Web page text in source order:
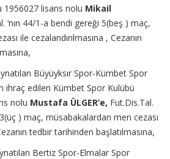
lisans nolu Mikail
‘nın 44/1-a bendi gereği 5(beş ) maç,
ile cezalandırılmasına , Cezanın
Büyüyksır Spor-Kümbet Spor
ihraç edilen Kümbet Spor Kulübü
nolu Mustafa ÜLGER’e, Fut.Dis.Tal.
) maç, müsabakalardan men cezası
tedbir tarihinden başlatılmasına,
Bertiz Spor-Elmalar Spor